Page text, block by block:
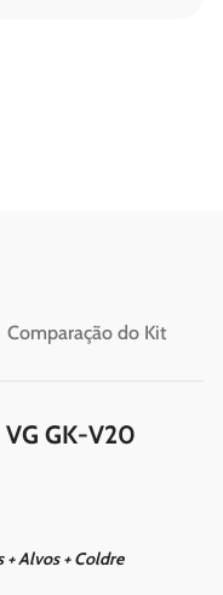
Comparação do Kit
GK-V20
Alvos + Coldre